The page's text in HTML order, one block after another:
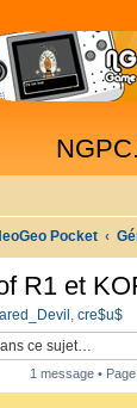
Pocket
R1 et
, cre$u$
1 message • Page